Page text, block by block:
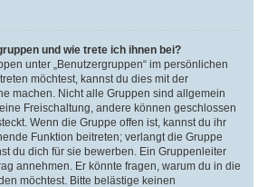
und wie trete ich ihnen bei?
unter „Benutzergruppen“ im persönlichen
möchtest, kannst du dies mit der
machen. Nicht alle Gruppen sind allgemein
Freischaltung, andere können geschlossen
Wenn die Gruppe offen ist, kannst du ihr
Funktion beitreten; verlangt die Gruppe
du dich für sie bewerben. Ein Gruppenleiter
annehmen. Er könnte fragen, warum du in die
möchtest. Bitte belästige keinen